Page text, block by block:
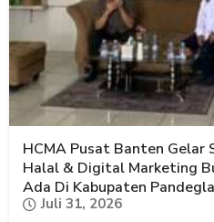
HCMA Pusat Banten Gelar
Halal & Digital Marketing
Ada Di Kabupaten
Juli 31, 2026